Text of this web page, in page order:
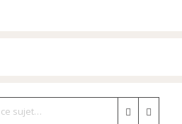
Rechercher